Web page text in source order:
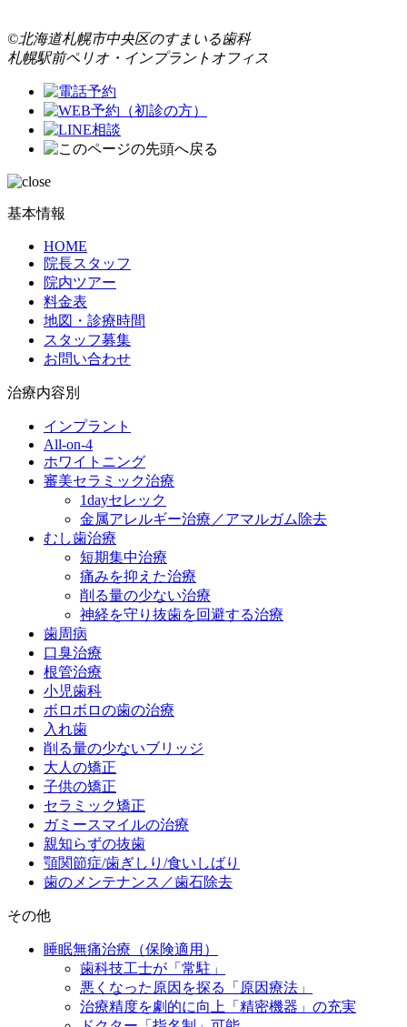
©北海道札幌市中央区のすまいる歯科
札幌駅前ペリオ・インプラントオフィス
基本情報
HOME
院長スタッフ
院内ツアー
料金表
地図・診療時間
スタッフ募集
お問い合わせ
治療内容別
インプラント
All-on-4
ホワイトニング
審美セラミック治療
1dayセレック
金属アレルギー治療／アマルガム除去
むし歯治療
短期集中治療
痛みを抑えた治療
削る量の少ない治療
神経を守り抜歯を回避する治療
歯周病
口臭治療
根管治療
小児歯科
ボロボロの歯の治療
入れ歯
削る量の少ないブリッジ
大人の矯正
子供の矯正
セラミック矯正
ガミースマイルの治療
親知らずの抜歯
顎関節症/歯ぎしり/食いしばり
歯のメンテナンス／歯石除去
その他
睡眠無痛治療（保険適用）
歯科技工士が「常駐」
悪くなった原因を探る「原因療法」
治療精度を劇的に向上「精密機器」の充実